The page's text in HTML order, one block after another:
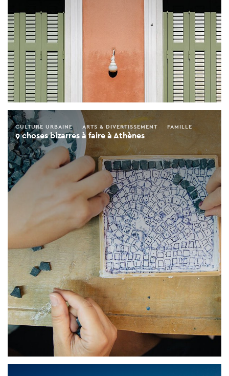
9 choses bizarres à faire à Athènes
CULTURE URBAINE ARTS & DIVERTISSEMENT FAMILLE